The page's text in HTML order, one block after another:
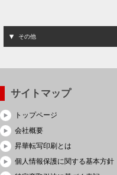
その他
サイトマップ
トップページ
会社概要
昇華転写印刷とは
個人情報保護に関する基本方針